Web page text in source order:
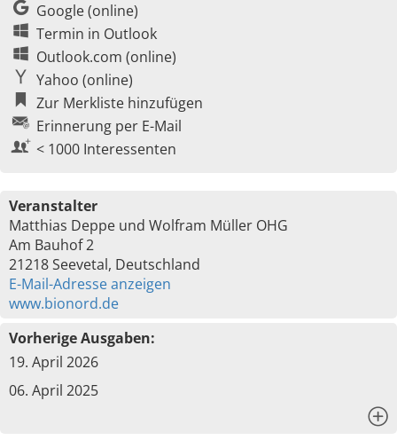
Google (online)
Termin in Outlook
Outlook.com (online)
Yahoo (online)
Zur Merkliste hinzufügen
Erinnerung per E-Mail
< 1000 Interessenten
Veranstalter
Matthias Deppe und Wolfram Müller OHG
Am Bauhof 2
21218 Seevetal, Deutschland
E-Mail-Adresse anzeigen
www.bionord.de
Vorherige Ausgaben:
19. April 2026
06. April 2025